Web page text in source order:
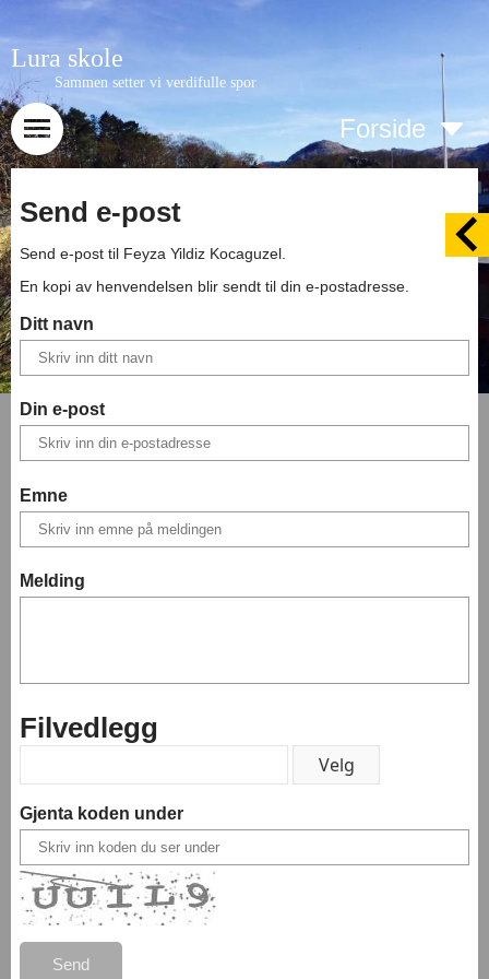
Lura skole
Sammen setter vi verdifulle spor
Forside
Send e-post
Send e-post til Feyza Yildiz Kocaguzel.
En kopi av henvendelsen blir sendt til din e-postadresse.
Ditt navn
Din e-post
Emne
Melding
Filvedlegg
Gjenta koden under